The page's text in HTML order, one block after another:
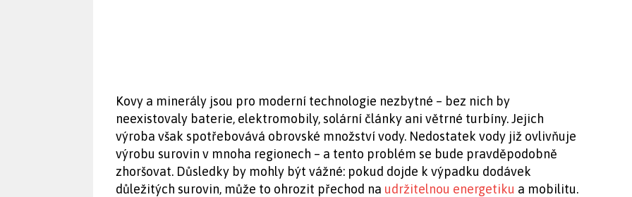
Kovy a minerály jsou pro moderní technologie nezbytné – bez nich by
neexistovaly baterie, elektromobily, solární články ani větrné turbíny. Jejich
výroba však spotřebovává obrovské množství vody. Nedostatek vody již ovlivňuje
výrobu surovin v mnoha regionech – a tento problém se bude pravděpodobně
zhoršovat. Důsledky by mohly být vážné: pokud dojde k výpadku dodávek
důležitých surovin, může to ohrozit přechod na udržitelnou energetiku a mobilitu.